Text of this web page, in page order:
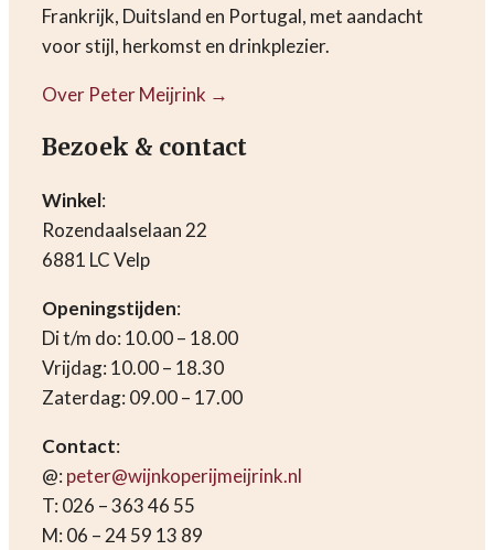
Frankrijk, Duitsland en Portugal, met aandacht
voor stijl, herkomst en drinkplezier.
Over Peter Meijrink →
Bezoek & contact
Winkel:
Rozendaalselaan 22
6881 LC Velp
Openingstijden:
Di t/m do: 10.00 – 18.00
Vrijdag: 10.00 – 18.30
Zaterdag: 09.00 – 17.00
Contact:
@: peter@wijnkoperijmeijrink.nl
T: 026 – 363 46 55
M: 06 – 24 59 13 89